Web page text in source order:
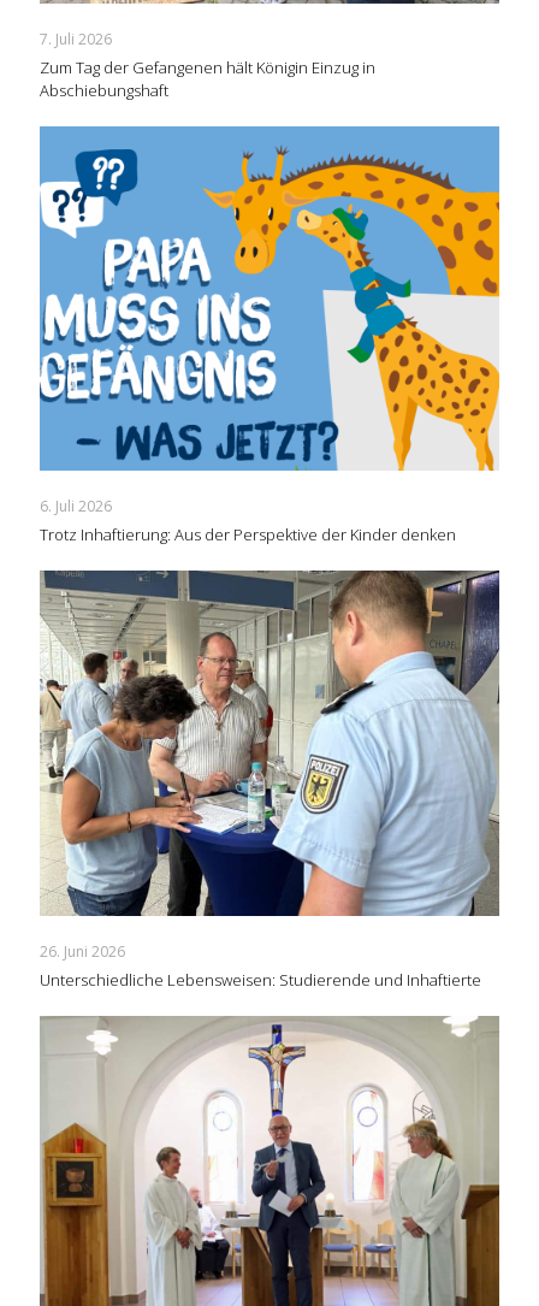
7. Juli 2026
Zum Tag der Gefangenen hält Königin Einzug in
Abschiebungshaft
6. Juli 2026
Trotz Inhaftierung: Aus der Perspektive der Kinder denken
26. Juni 2026
Unterschiedliche Lebensweisen: Studierende und Inhaftierte